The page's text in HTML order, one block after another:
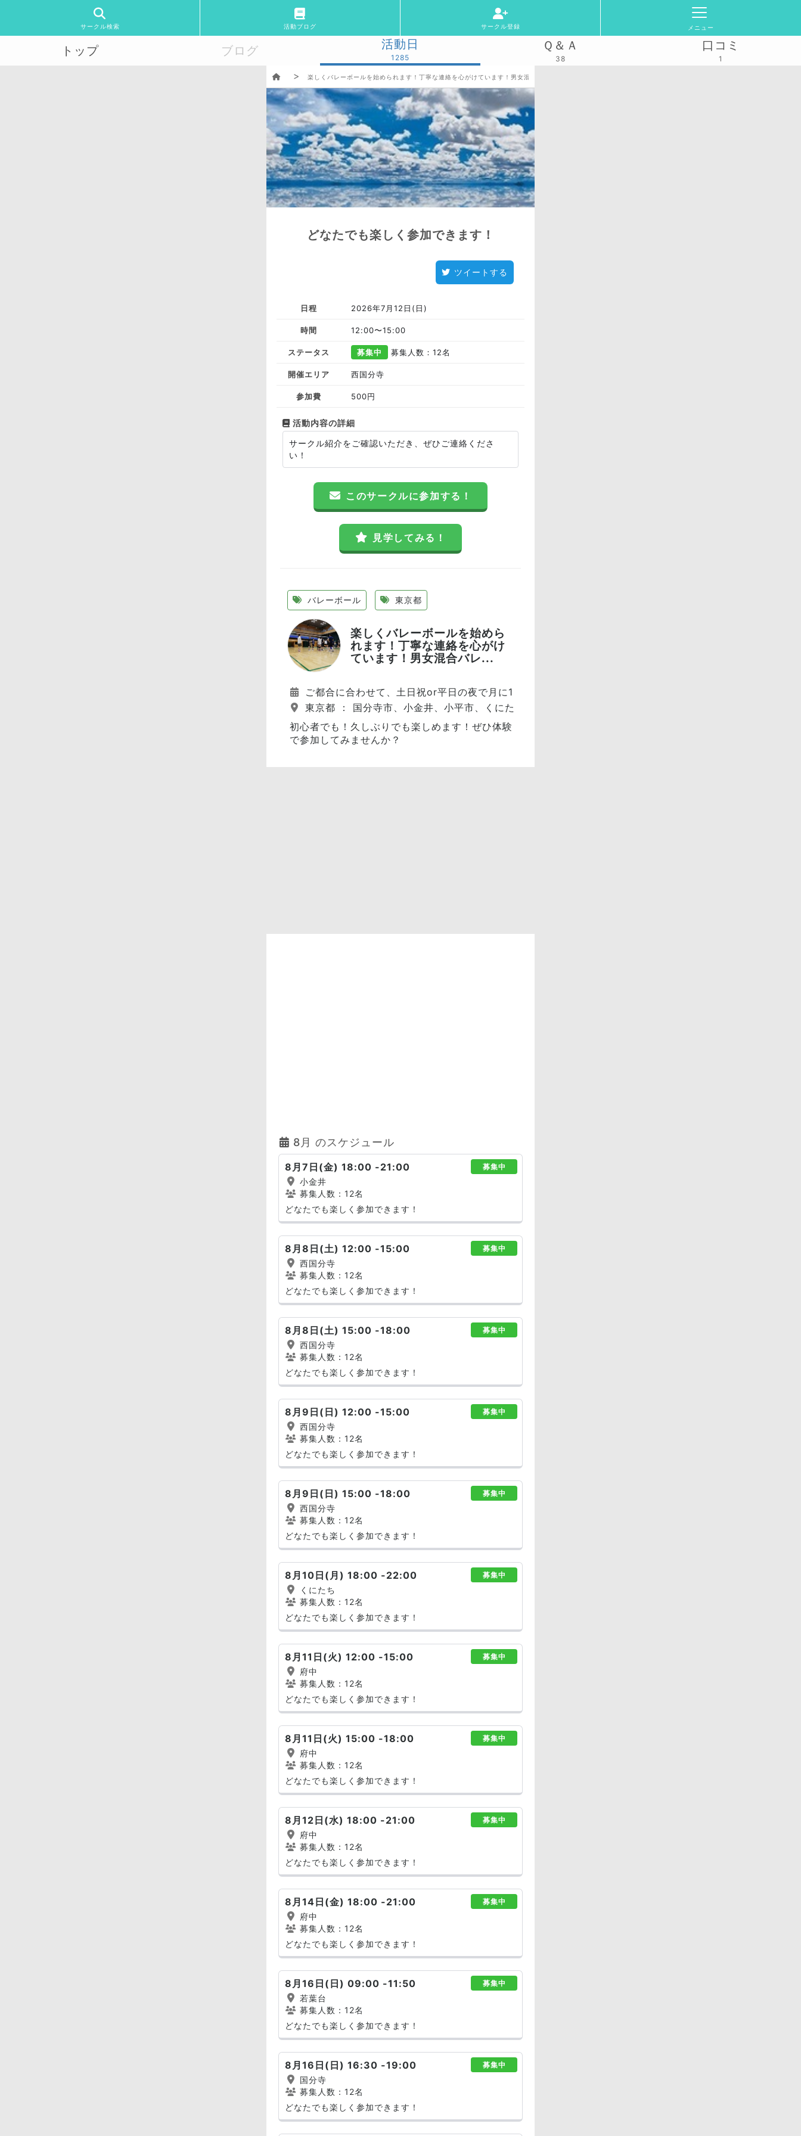
サークル検索 活動ブログ サークル登録 メニュー
トップ ブログ 活動日
1285
Ｑ＆Ａ
38
口コミ
1
楽しくバレーボールを始められます！丁寧な連絡を心がけています！男女混合バレー クラウド
どなたでも楽しく参加できます！
ツイートする
日程 2026年7月12日(日)
時間 12:00〜15:00
ステータス 募集中 募集人数：12名
開催エリア 西国分寺
参加費 500円
活動内容の詳細
サークル紹介をご確認いただき、ぜひご連絡くださ
い！
このサークルに参加する！
見学してみる！
バレーボール 東京都
楽しくバレーボールを始めら
れます！丁寧な連絡を心がけ
ています！男女混合バレ...
ご都合に合わせて、土日祝or平日の夜で月に15～20回程度の任意参加
東京都 ： 国分寺市、小金井、小平市、くにたち市、調布市など
初心者でも！久しぶりでも楽しめます！ぜひ体験
で参加してみませんか？
8月 のスケジュール
8月7日(金) 18:00 -21:00 募集中
小金井
募集人数：12名
どなたでも楽しく参加できます！
8月8日(土) 12:00 -15:00 募集中
西国分寺
募集人数：12名
どなたでも楽しく参加できます！
8月8日(土) 15:00 -18:00 募集中
西国分寺
募集人数：12名
どなたでも楽しく参加できます！
8月9日(日) 12:00 -15:00 募集中
西国分寺
募集人数：12名
どなたでも楽しく参加できます！
8月9日(日) 15:00 -18:00 募集中
西国分寺
募集人数：12名
どなたでも楽しく参加できます！
8月10日(月) 18:00 -22:00 募集中
くにたち
募集人数：12名
どなたでも楽しく参加できます！
8月11日(火) 12:00 -15:00 募集中
府中
募集人数：12名
どなたでも楽しく参加できます！
8月11日(火) 15:00 -18:00 募集中
府中
募集人数：12名
どなたでも楽しく参加できます！
8月12日(水) 18:00 -21:00 募集中
府中
募集人数：12名
どなたでも楽しく参加できます！
8月14日(金) 18:00 -21:00 募集中
府中
募集人数：12名
どなたでも楽しく参加できます！
8月16日(日) 09:00 -11:50 募集中
若葉台
募集人数：12名
どなたでも楽しく参加できます！
8月16日(日) 16:30 -19:00 募集中
国分寺
募集人数：12名
どなたでも楽しく参加できます！